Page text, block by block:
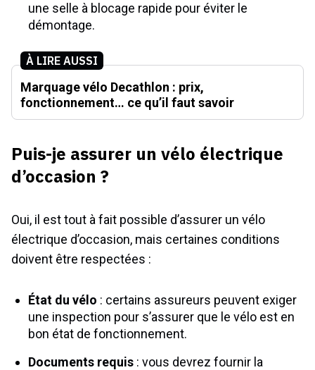
une selle à blocage rapide pour éviter le
démontage.
À LIRE AUSSI
Marquage vélo Decathlon : prix,
fonctionnement… ce qu’il faut savoir
Puis-je assurer un vélo électrique
d’occasion ?
Oui, il est tout à fait possible d’assurer un vélo
électrique d’occasion, mais certaines conditions
doivent être respectées :
État du vélo : certains assureurs peuvent exiger
une inspection pour s’assurer que le vélo est en
bon état de fonctionnement.
Documents requis : vous devrez fournir la